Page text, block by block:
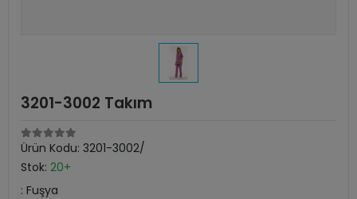
3201-3002 Takım
Ürün Kodu: 3201-3002/
Stok: 20+
: Fuşya